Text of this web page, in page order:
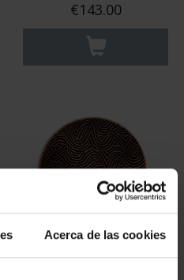
Acerca de las cookies
€143.00
COPPER MEDAL TFP